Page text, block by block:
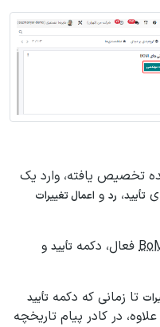
تخصیص یافته، وارد یک
تأیید، رد و اعمال تغییرات
فعال، دکمه تأیید و
تا زمانی که دکمه تأیید
در کادر پیام تاریخچه